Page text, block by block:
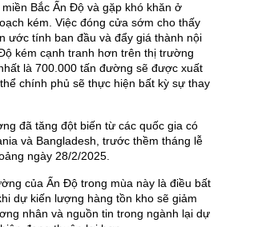
Bắc Ấn Độ và gặp khó khăn ở
kém. Việc đóng cửa sớm cho thấy
ước tính ban đầu và đẩy giá thành nội
kém cạnh tranh hơn trên thị trường
là 700.000 tấn đường sẽ được xuất
chính phủ sẽ thực hiện bất kỳ sự thay
đã tăng đột biến từ các quốc gia có
và Bangladesh, trước thềm tháng lễ
ngày 28/2/2025.
của Ấn Độ trong mùa này là điều bất
dự kiến lượng hàng tồn kho sẽ giảm
nhân và nguồn tin trong ngành lại dự